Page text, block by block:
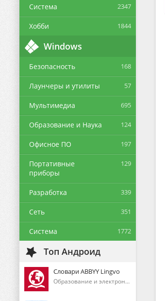
Система 2347
Хобби 1844
Windows
Безопасность 168
Лаунчеры и утилиты 57
Мультимедиа 695
Образование и Наука 124
Офисное ПО 197
Портативные
приборы
129
Разработка 339
Сеть 351
Система 1772
Топ Андроид
Словари ABBYY Lingvo
Образование и электронные книги